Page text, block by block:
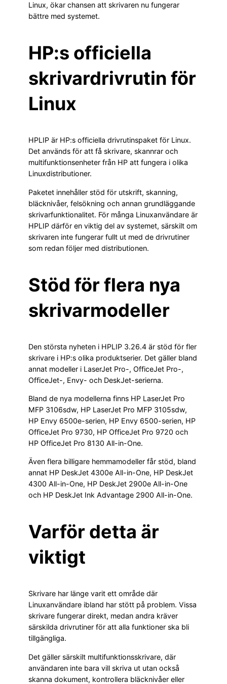
Linux, ökar chansen att skrivaren nu fungerar
bättre med systemet.
HP:s officiella
skrivardrivrutin för
Linux
HPLIP är HP:s officiella drivrutinspaket för Linux.
Det används för att få skrivare, skannrar och
multifunktionsenheter från HP att fungera i olika
Linuxdistributioner.
Paketet innehåller stöd för utskrift, skanning,
bläcknivåer, felsökning och annan grundläggande
skrivarfunktionalitet. För många Linuxanvändare är
HPLIP därför en viktig del av systemet, särskilt om
skrivaren inte fungerar fullt ut med de drivrutiner
som redan följer med distributionen.
Stöd för flera nya
skrivarmodeller
Den största nyheten i HPLIP 3.26.4 är stöd för fler
skrivare i HP:s olika produktserier. Det gäller bland
annat modeller i LaserJet Pro-, OfficeJet Pro-,
OfficeJet-, Envy- och DeskJet-serierna.
Bland de nya modellerna finns HP LaserJet Pro
MFP 3106sdw, HP LaserJet Pro MFP 3105sdw,
HP Envy 6500e-serien, HP Envy 6500-serien, HP
OfficeJet Pro 9730, HP OfficeJet Pro 9720 och
HP OfficeJet Pro 8130 All-in-One.
Även flera billigare hemmamodeller får stöd, bland
annat HP DeskJet 4300e All-in-One, HP DeskJet
4300 All-in-One, HP DeskJet 2900e All-in-One
och HP DeskJet Ink Advantage 2900 All-in-One.
Varför detta är
viktigt
Skrivare har länge varit ett område där
Linuxanvändare ibland har stött på problem. Vissa
skrivare fungerar direkt, medan andra kräver
särskilda drivrutiner för att alla funktioner ska bli
tillgängliga.
Det gäller särskilt multifunktionsskrivare, där
användaren inte bara vill skriva ut utan också
skanna dokument, kontrollera bläcknivåer eller